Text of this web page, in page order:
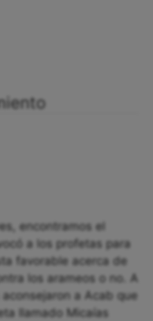
encontramos el
a los profetas para
favorable acerca de
los arameos o no. A
a Acab que
llamado Micaías